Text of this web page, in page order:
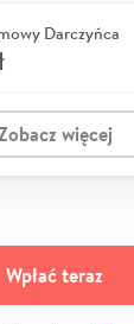
Darczyńca
więcej
Wpłać teraz